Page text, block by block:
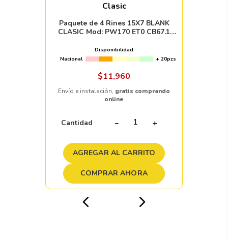
Clasic
Paquete de 4 Rines 15X7 BLANK
CLASIC Mod: PW170 ET0 CB67.1
MACHINED LIP
Disponibilidad
Nacional
+ 20pzs
$11,960
Envío e instalación, gratis comprando
online
Cantidad ＋
－
AGREGAR AL CARRITO
COMPRAR AHORA